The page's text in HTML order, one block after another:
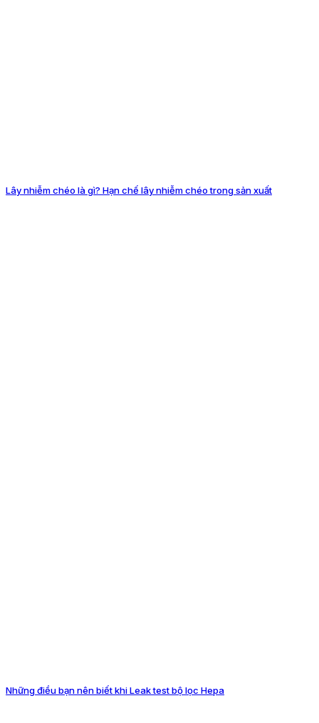
Lây nhiễm chéo là gì? Hạn chế lây nhiễm chéo trong sản xuất
Những điều bạn nên biết khi Leak test bộ lọc Hepa